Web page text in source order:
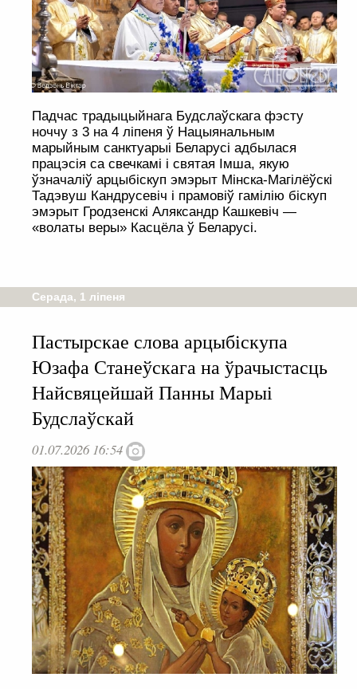
Падчас традыцыйнага Будслаўскага фэсту
ноччу з 3 на 4 ліпеня ў Нацыянальным
марыйным санктуарыі Беларусі адбылася
працэсія са свечкамі і святая Імша, якую
ўзначаліў арцыбіскуп эмэрыт Мінска-Магілёўскі
Тадэвуш Кандрусевіч і прамовіў гамілію біскуп
эмэрыт Гродзенскі Аляксандр Кашкевіч —
«волаты веры» Касцёла ў Беларусі.
Серада, 1 ліпеня
Пастырскае слова арцыбіскупа
Юзафа Станеўскага на ўрачыстасць
Найсвяцейшай Панны Марыі
Будслаўскай
01.07.2026 16:54